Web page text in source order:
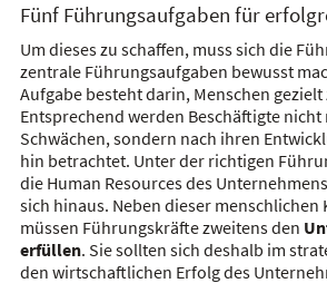
Fünf Führungsaufgaben für
Um dieses zu schaffen, muss sich die
zentrale Führungsaufgaben bewusst
Aufgabe besteht darin, Menschen gezielt
Entsprechend werden Beschäftigte nicht
Schwächen, sondern nach ihren
hin betrachtet. Unter der richtigen
die Human Resources des
sich hinaus. Neben dieser menschlichen
müssen Führungskräfte zweitens den
erfüllen. Sie sollten sich deshalb im
den wirtschaftlichen Erfolg des